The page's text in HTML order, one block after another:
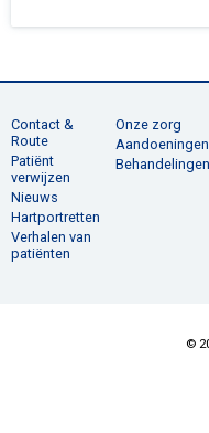
Contact &
Route
Patiënt
verwijzen
Nieuws
Hartportretten
Verhalen van
patiënten
Onze zorg
Aandoeningen
Behandelingen
©